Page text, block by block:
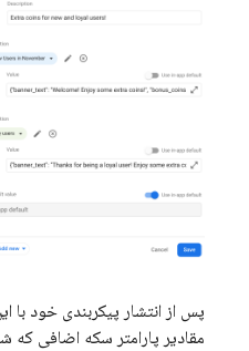
پس از انتشار پیکربندی خود با
مقادیر پارامتر سکه اضافی که